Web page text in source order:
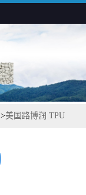
>美国路博润 TPU